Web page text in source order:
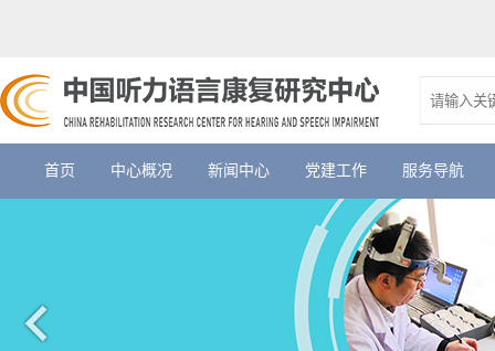
首页 中心概况 新闻中心 党建工作 服务导航